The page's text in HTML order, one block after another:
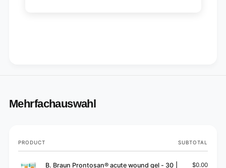
Mehrfachauswahl
Your
cart
PRODUCT SUBTOTAL
B. Braun Prontosan® acute wound gel - 30 |
$0.00